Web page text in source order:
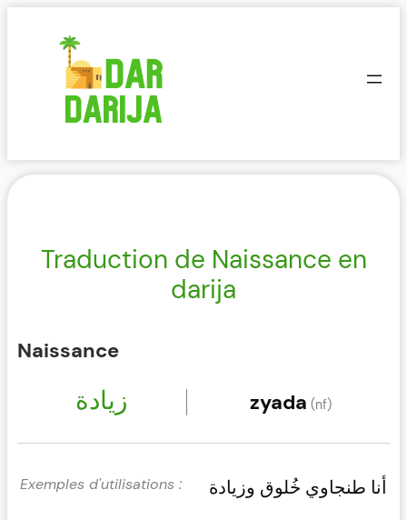
Traduction de Naissance en
darija
Naissance
زيادة zyada (nf)
أنا طنجاوي خُلوق وزيادة